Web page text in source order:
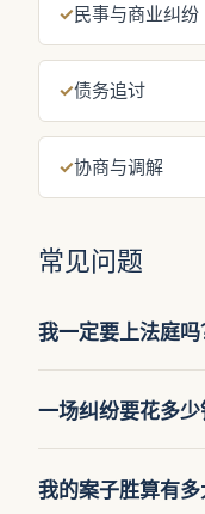
✓民事与商业纠纷
✓债务追讨
✓协商与调解
常见问题
我一定要上法庭吗
快、也更省钱。在
才会提起诉讼。
一场纠纷要花多少
您在每个阶段都能
我的案子胜算有多